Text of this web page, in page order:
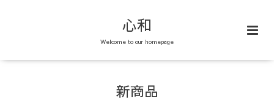
心和
Welcome to our homepage
新商品